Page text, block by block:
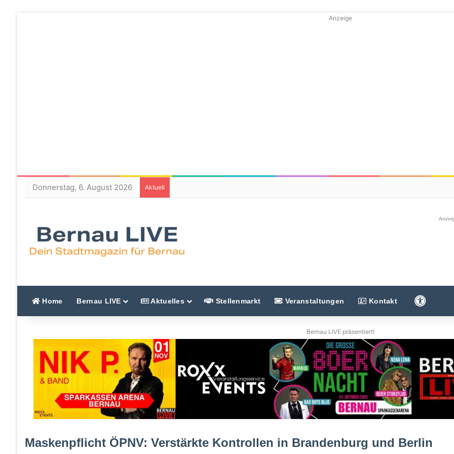
Anzeige
Donnerstag, 6. August 2026 Aktuell
Home Bernau LIVE Aktuelles Stellenmarkt Veranstaltungen Kontakt
Bernau LIVE präsentiert!
Maskenpflicht ÖPNV: Verstärkte Kontrollen in Brandenburg und Berlin